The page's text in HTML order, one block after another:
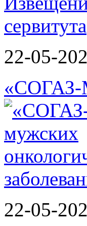
сервитута
22-05-
«СОГАЗ-
22-05-